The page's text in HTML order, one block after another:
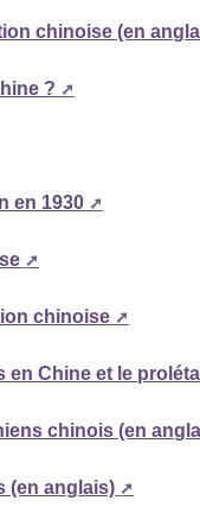
chinoise (en
?
en 1930
chinoise
en Chine et le
chinois (en
(en anglais)